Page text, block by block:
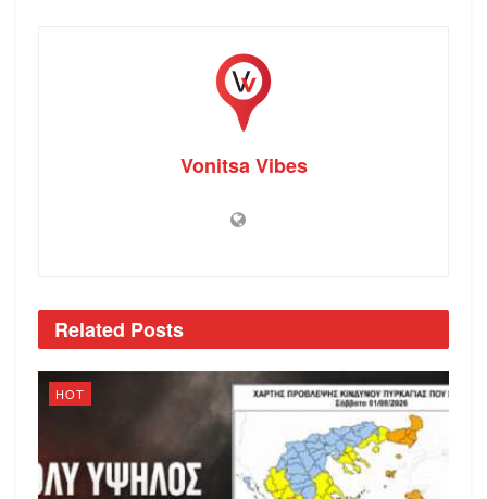
Vonitsa Vibes
Related Posts
HOT